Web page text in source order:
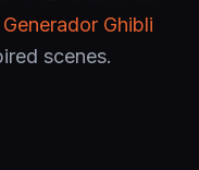
Generador Ghibli
scenes.